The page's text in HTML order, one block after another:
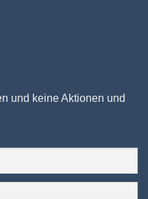
und keine Aktionen und